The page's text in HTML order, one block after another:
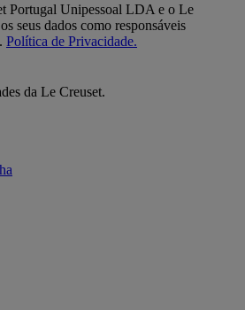
Portugal Unipessoal LDA e o Le
seus dados como responsáveis
Política de Privacidade.
da Le Creuset.